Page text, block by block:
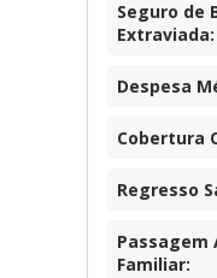
Seguro de
Extraviada:
Despesa
Cobertura
Regresso
Passagem
Familiar: